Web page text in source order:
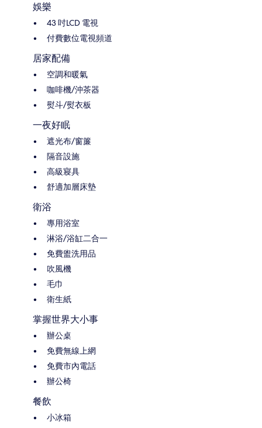
娛樂
43 吋LCD 電視
付費數位電視頻道
居家配備
空調和暖氣
咖啡機/沖茶器
熨斗/熨衣板
一夜好眠
遮光布/窗簾
隔音設施
高級寢具
舒適加層床墊
衛浴
專用浴室
淋浴/浴缸二合一
免費盥洗用品
吹風機
毛巾
衛生紙
掌握世界大小事
辦公桌
免費無線上網
免費市內電話
辦公椅
餐飲
小冰箱